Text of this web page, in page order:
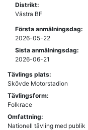
Distrikt:
Västra BF
Första anmälningsdag:
2026-05-22
Sista anmälningsdag:
2026-06-21
Tävlings plats:
Skövde Motorstadion
Tävlingsform:
Folkrace
Omfattning:
Nationell tävling med publik